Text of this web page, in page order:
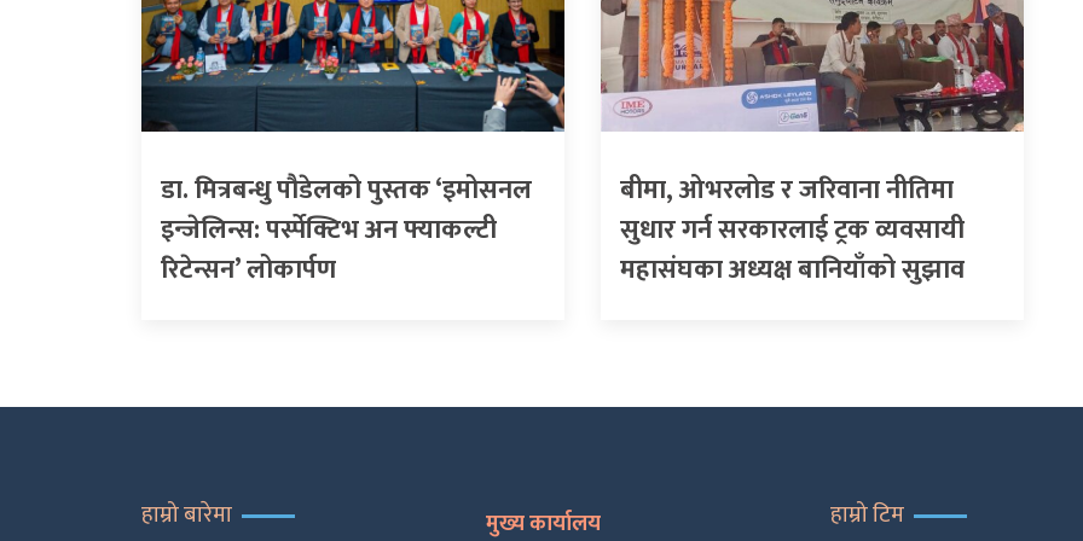
डा. मित्रबन्धु पौडेलको पुस्तक ‘इमोसनल
इन्जेलिन्स: पर्स्पेक्टिभ अन फ्याकल्टी
रिटेन्सन’ लोकार्पण
बीमा, ओभरलोड र जरिवाना नीतिमा
सुधार गर्न सरकारलाई ट्रक व्यवसायी
महासंघका अध्यक्ष बानियाँको सुझाव
हाम्रो बारेमा मुख्य कार्यालय हाम्रो टिम